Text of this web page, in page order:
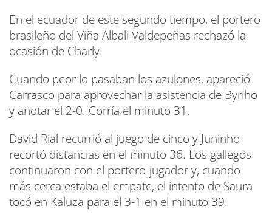
En el ecuador de este segundo tiempo, el portero
brasileño del Viña Albali Valdepeñas rechazó la
ocasión de Charly.
Cuando peor lo pasaban los azulones, apareció
Carrasco para aprovechar la asistencia de Bynho
y anotar el 2-0. Corría el minuto 31.
David Rial recurrió al juego de cinco y Juninho
recortó distancias en el minuto 36. Los gallegos
continuaron con el portero-jugador y, cuando
más cerca estaba el empate, el intento de Saura
tocó en Kaluza para el 3-1 en el minuto 39.